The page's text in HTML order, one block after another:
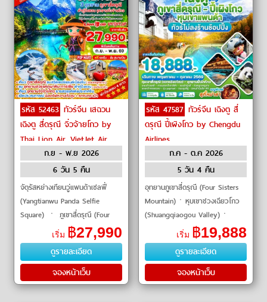
รหัส 52463 ทัวร์จีน เสฉวน
เฉิงตู สี่ดรุณี จิ่วจ้ายโกว by
Thai Lion Air, VietJet Air
ก.ย - พ.ย 2026
6 วัน 5 คืน
จัตุรัสหย่างเทียนวู่แพนด้าเซลฟี่
(Yangtianwu Panda Selfie
Square) ㆍ ภูเขาสี่ดรุณี (Four
Girls Mountain) ㆍ อุทยานหุบเขา
ชวงเฉียวโกว (Shuangqiaogou
Valley) ㆍ อ
เริ่ม ฿27,990
ดูรายละเอียด
จองหน้าเว็บ
รหัส 47587 ทัวร์จีน เฉิงตู สี่
ดรุณี ปี้เผิงโกว by Chengdu
Airlines
ก.ค - ต.ค 2026
5 วัน 4 คืน
อุทยานภูเขาสี่ดรุณี (Four Sisters
Mountain)ㆍหุบเขาชวงเฉียวโกว
(Shuangqiaogou Valley)ㆍ
อุทยานปี้เผิงโกว (Bipenggou)ㆍ
ทะเลสาบราชามังกร (Dragon King
Lake)ㆍทะ
เริ่ม ฿19,888
ดูรายละเอียด
จองหน้าเว็บ